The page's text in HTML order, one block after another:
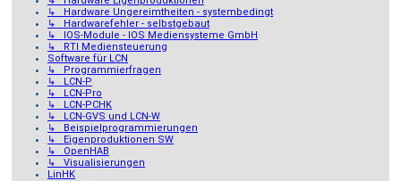
↳ Hardware Ungereimtheiten - systembedingt
↳ Hardwarefehler - selbstgebaut
↳ IOS-Module - IOS Mediensysteme GmbH
↳ RTI Mediensteuerung
Software für LCN
↳ Programmierfragen
↳ LCN-P
↳ LCN-Pro
↳ LCN-PCHK
↳ LCN-GVS und LCN-W
↳ Beispielprogrammierungen
↳ Eigenproduktionen SW
↳ OpenHAB
↳ Visualisierungen
LinHK